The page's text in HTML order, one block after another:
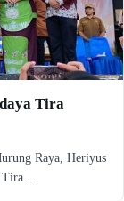
Tira
Raya, Heriyus
Tira…